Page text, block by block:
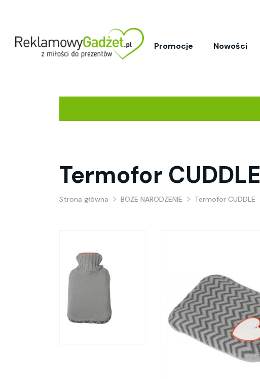
Promocje Nowości
Termofor CUDDLE
Strona główna BOŻE NARODZENIE Termofor CUDDLE